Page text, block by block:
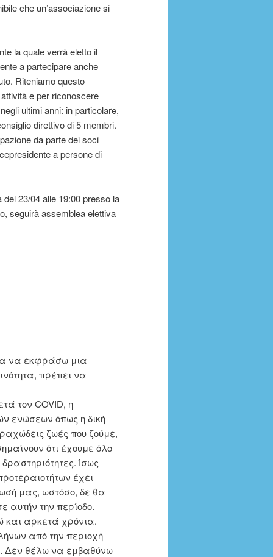
che un’associazione si
la quale verrà eletto il
a partecipare anche
Riteniamo questo
e per riconoscere
ultimi anni: in particolare,
direttivo di 5 membri.
da parte dei soci
a persone di
del 23/04 alle 19:00 presso la
seguirà assemblea elettiva
να εκφράσω μια
πρέπει να
τον COVID, η
ενώσεων όπως η δική
ζωές που ζούμε,
ότι έχουμε όλο
Ίσως
έχει
μας, ωστόσο, δε θα
αυτήν την περίοδο.
και αρκετά χρόνια.
από την περιοχή
Δεν θέλω να εμβαθύνω